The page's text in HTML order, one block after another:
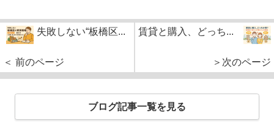
失敗しない“板橋区...
＜ 前のページ
賃貸と購入、どっち...
＞次のページ
ブログ記事一覧を見る